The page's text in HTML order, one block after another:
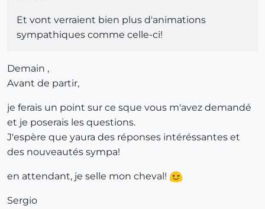
Et vont verraient bien plus d'animations
sympathiques comme celle-ci!
Demain ,
Avant de partir,
je ferais un point sur ce sque vous m'avez demandé
et je poserais les questions.
J'espère que yaura des réponses intéréssantes et
des nouveautés sympa!
en attendant, je selle mon cheval!
Sergio